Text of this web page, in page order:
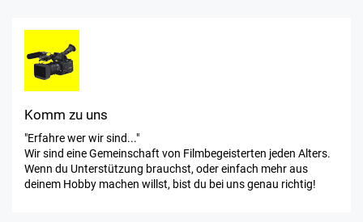
Komm zu uns
"Erfahre wer wir sind..."
Wir sind eine Gemeinschaft von Filmbegeisterten jeden Alters.
Wenn du Unterstützung brauchst, oder einfach mehr aus
deinem Hobby machen willst, bist du bei uns genau richtig!